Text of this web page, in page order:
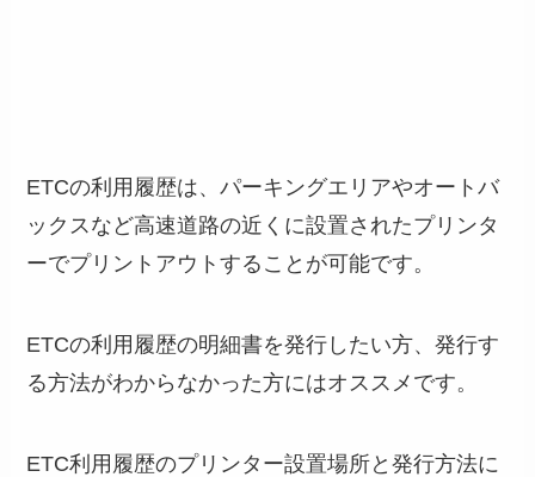
ETCの利用履歴は、パーキングエリアやオートバ
ックスなど高速道路の近くに設置されたプリンタ
ーでプリントアウトすることが可能です。
ETCの利用履歴の明細書を発行したい方、発行す
る方法がわからなかった方にはオススメです。
ETC利用履歴のプリンター設置場所と発行方法に